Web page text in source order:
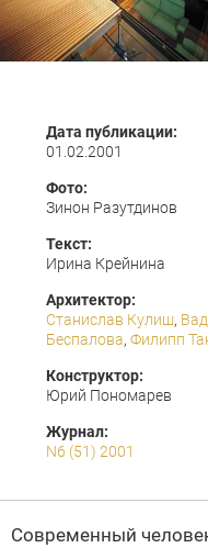
Дата публикации:
01.02.2001
Фото:
Зинон Разутдинов
Текст:
Ирина Крейнина
Архитектор:
Станислав Кулиш,
Беспалова, Филипп
Конструктор:
Юрий Пономарев
Журнал:
N6 (51) 2001
Современный